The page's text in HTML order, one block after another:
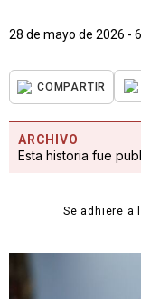
28 de mayo de 2026 -
COMPARTIR
ARCHIVO
Esta historia fue
Se adhiere a